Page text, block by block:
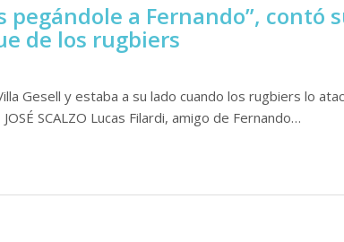
a Fernando”, contó
de los rugbiers
Gesell y estaba a su lado cuando los rugbiers lo
SCALZO Lucas Filardi, amigo de Fernando…